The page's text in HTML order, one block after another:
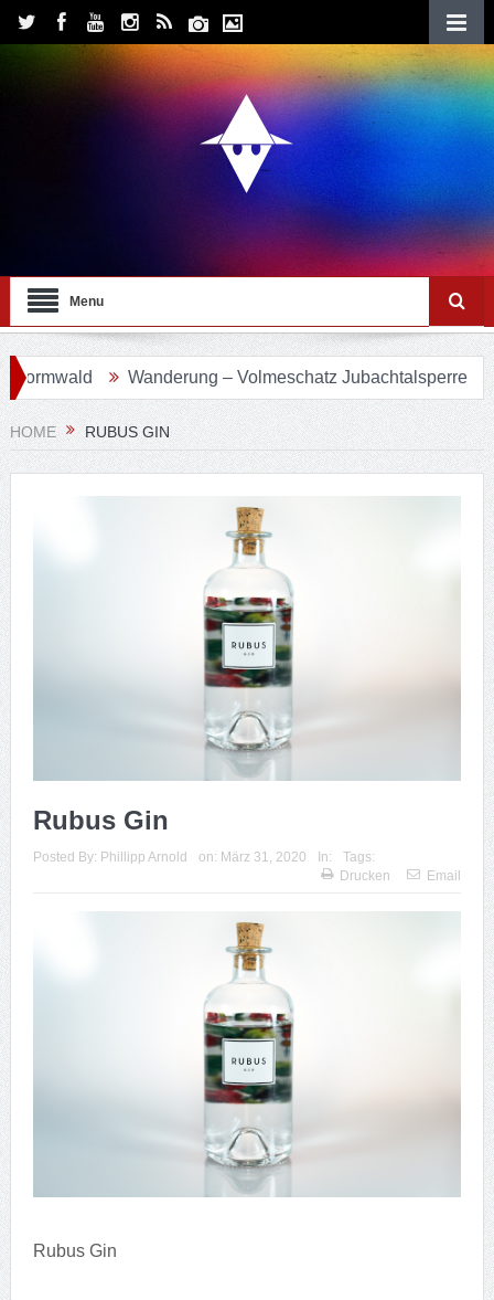
Menu
Wanderung – Volmeschatz Jubachtalsperre
HOME RUBUS GIN
Rubus Gin
Posted By: Phillipp Arnold on: März 31, 2020 In:
Tags:
Drucken
Email
Rubus Gin